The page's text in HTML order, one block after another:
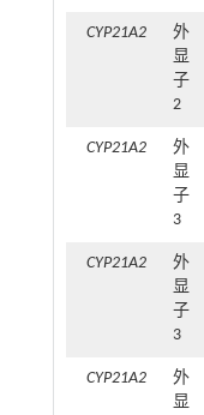
CYP21A2
外
显
子
2
CYP21A2
外
显
子
3
CYP21A2
外
显
子
3
CYP21A2
外
显